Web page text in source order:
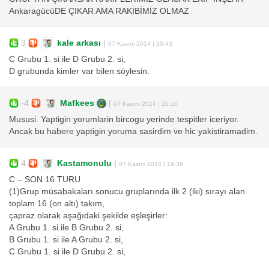
AnkaragücüDE ÇIKAR AMA RAKİBİMİZ OLMAZ
3 kale arkası | 07 Kasım 2014 | 20:43
C Grubu 1. si ile D Grubu 2. si,
D grubunda kimler var bilen söylesin.
-4 Mafkees | 07 Kasım 2014 | 20:16
Mususi. Yaptigin yorumlarin bircogu yerinde tespitler iceriyor.
Ancak bu habere yaptigin yoruma sasirdim ve hic yakistiramadim.
4 Kastamonulu | 07 Kasım 2014 | 19:39
C – SON 16 TURU
(1)Grup müsabakaları sonucu gruplarında ilk 2 (iki) sırayı alan
toplam 16 (on altı) takım,
çapraz olarak aşağıdaki şekilde eşleşirler:
A Grubu 1. si ile B Grubu 2. si,
B Grubu 1. si ile A Grubu 2. si,
C Grubu 1. si ile D Grubu 2. si,